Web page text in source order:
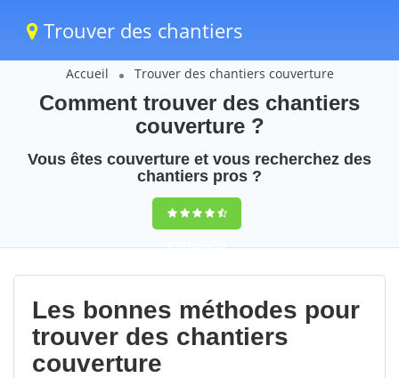
Trouver des chantiers
Accueil Trouver des chantiers couverture
Comment trouver des chantiers
couverture ?
Vous êtes couverture et vous recherchez des
chantiers pros ?
9,5(100%)30
votes
Les bonnes méthodes pour
trouver des chantiers
couverture